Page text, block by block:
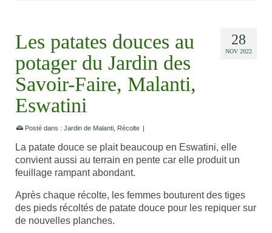
28
NOV 2022
Les patates douces au
potager du Jardin des
Savoir-Faire, Malanti,
Eswatini
Posté dans : Jardin de Malanti Récolte |
La patate douce se plait beaucoup en Eswatini, elle
convient aussi au terrain en pente car elle produit un
feuillage rampant abondant.
Après chaque récolte, les femmes bouturent des tiges
des pieds récoltés de patate douce pour les repiquer sur
de nouvelles planches.